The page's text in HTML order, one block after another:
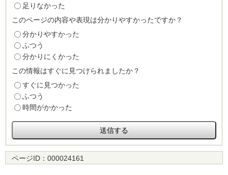
足りなかった
このページの内容や表現は分かりやすかったですか？
分かりやすかった
ふつう
分かりにくかった
この情報はすぐに見つけられましたか？
すぐに見つかった
ふつう
時間がかかった
ページID： 000024161